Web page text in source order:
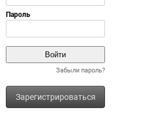
Забыли пароль?
Зарегистрироваться